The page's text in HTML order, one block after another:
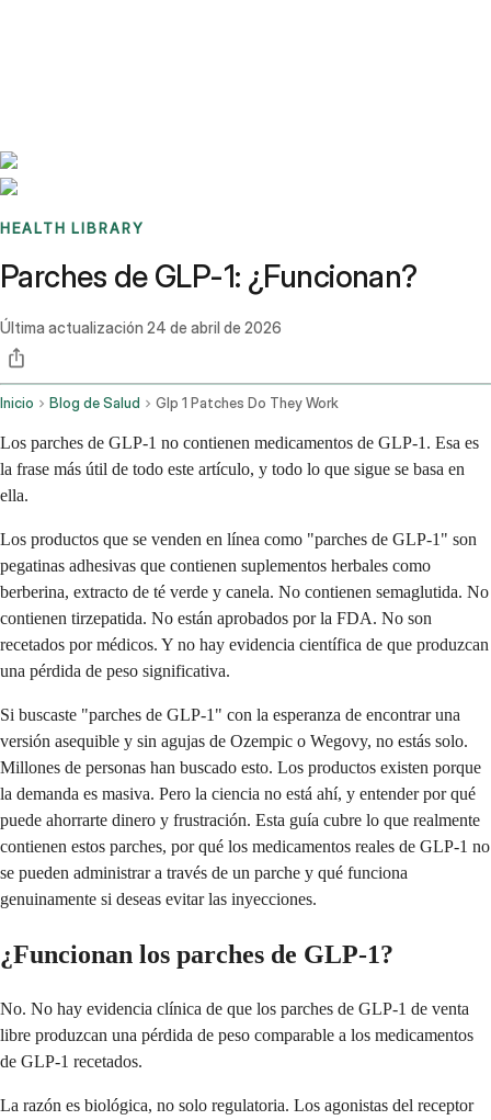
HEALTH LIBRARY
Parches de GLP-1: ¿Funcionan?
Última actualización 24 de abril de 2026
Inicio Blog de Salud Glp 1 Patches Do They Work
Los parches de GLP-1 no contienen medicamentos de GLP-1. Esa es
la frase más útil de todo este artículo, y todo lo que sigue se basa en
ella.
Los productos que se venden en línea como "parches de GLP-1" son
pegatinas adhesivas que contienen suplementos herbales como
berberina, extracto de té verde y canela. No contienen semaglutida. No
contienen tirzepatida. No están aprobados por la FDA. No son
recetados por médicos. Y no hay evidencia científica de que produzcan
una pérdida de peso significativa.
Si buscaste "parches de GLP-1" con la esperanza de encontrar una
versión asequible y sin agujas de Ozempic o Wegovy, no estás solo.
Millones de personas han buscado esto. Los productos existen porque
la demanda es masiva. Pero la ciencia no está ahí, y entender por qué
puede ahorrarte dinero y frustración. Esta guía cubre lo que realmente
contienen estos parches, por qué los medicamentos reales de GLP-1 no
se pueden administrar a través de un parche y qué funciona
genuinamente si deseas evitar las inyecciones.
¿Funcionan los parches de GLP-1?
No. No hay evidencia clínica de que los parches de GLP-1 de venta
libre produzcan una pérdida de peso comparable a los medicamentos
de GLP-1 recetados.
La razón es biológica, no solo regulatoria. Los agonistas del receptor